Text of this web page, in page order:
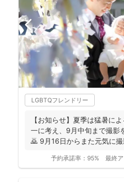
LGBTQフレンドリー
【お知らせ】夏季は猛暑に
一に考え、9月中旬まで撮影
🙇 9月16日からまた元気に
予約承諾率： 95% 最終ア